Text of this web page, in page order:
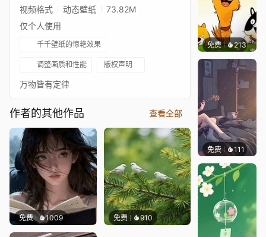
视频格式 动态壁纸
73.82M
仅个人使用
千千壁纸的惊艳效果
调整画质和性能 版权声明
万物皆有定律
作者的其他作品 查看全部
免费 1009 免费 910
免费 213渔小小
免费 111